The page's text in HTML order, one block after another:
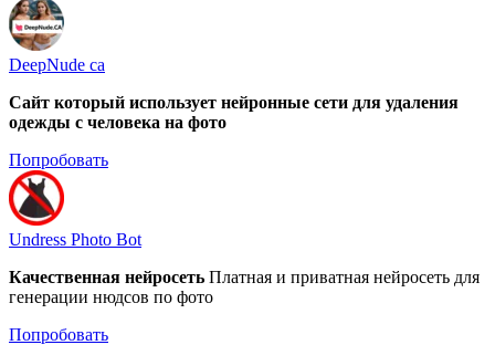
DeepNude ca
Сайт который использует нейронные сети для удаления
одежды с человека на фото
Попробовать
Undress Photo Bot
Качественная нейросеть Платная и приватная нейросеть для
генерации нюдсов по фото
Попробовать